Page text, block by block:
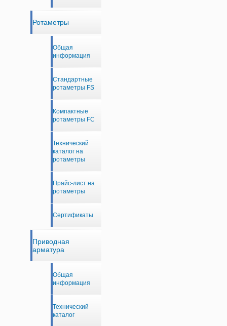
Ротаметры
Общая
информация
Стандартные
ротаметры FS
Компактные
ротаметры FC
Технический
каталог на
ротаметры
Прайс-лист на
ротаметры
Сертификаты
Приводная
арматура
Общая
информация
Технический
каталог